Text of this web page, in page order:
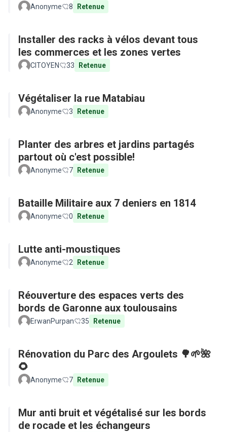
Anonyme 8 Retenue
Installer des racks à vélos devant tous
les commerces et les zones vertes
CITOYEN 33 Retenue
Végétaliser la rue Matabiau
Anonyme 3 Retenue
Planter des arbres et jardins partagés
partout où c'est possible!
Anonyme 7 Retenue
Bataille Militaire aux 7 deniers en 1814
Anonyme 0 Retenue
Lutte anti-moustiques
Anonyme 2 Retenue
Réouverture des espaces verts des
bords de Garonne aux toulousains
ErwanPurpan 35 Retenue
Rénovation du Parc des Argoulets 🌳🌱🌺
🌻
Anonyme 7 Retenue
Mur anti bruit et végétalisé sur les bords
de rocade et les échangeurs